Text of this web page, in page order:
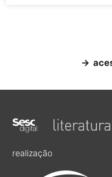
→
realização